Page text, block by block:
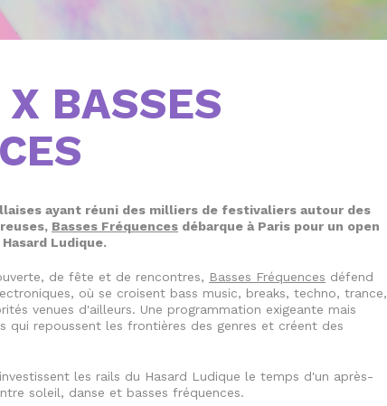
BASSES
ayant réuni des milliers de festivaliers autour des
Basses Fréquences débarque à Paris pour un open
Ludique.
de fête et de rencontres, Basses Fréquences défend
où se croisent bass music, breaks, techno, trance,
venues d'ailleurs. Une programmation exigeante mais
qui repoussent les frontières des genres et créent des
les rails du Hasard Ludique le temps d'un après-
soleil, danse et basses fréquences.